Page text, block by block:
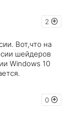
2
Вот,что на
шейдеров
Windows 10
0